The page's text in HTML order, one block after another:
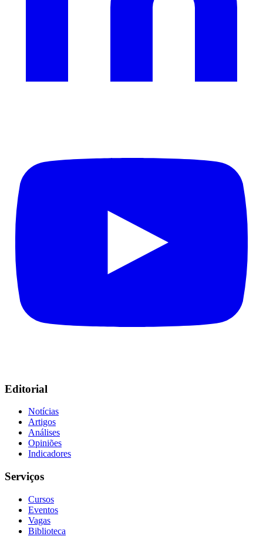
Editorial
Notícias
Artigos
Análises
Opiniões
Indicadores
Serviços
Cursos
Eventos
Vagas
Biblioteca